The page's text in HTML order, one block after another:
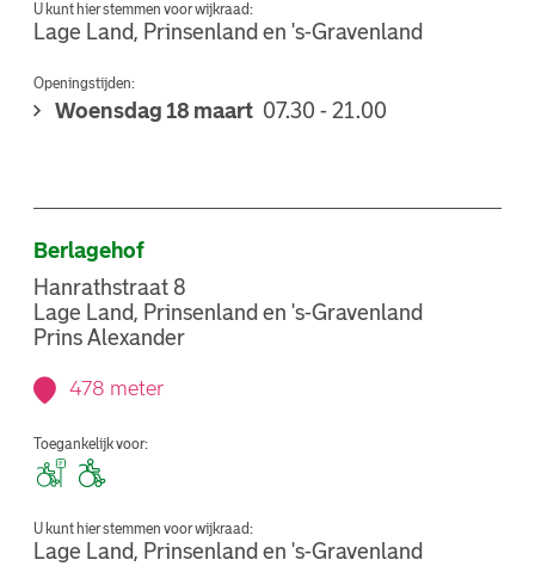
U kunt hier stemmen voor wijkraad:
Lage Land, Prinsenland en 's-Gravenland
Openingstijden:
Woensdag 18 maart 07.30 - 21.00
Berlagehof
Hanrathstraat 8
Lage Land, Prinsenland en 's-Gravenland
Prins Alexander
478 meter
Toegankelijk voor:
U kunt hier stemmen voor wijkraad:
Lage Land, Prinsenland en 's-Gravenland